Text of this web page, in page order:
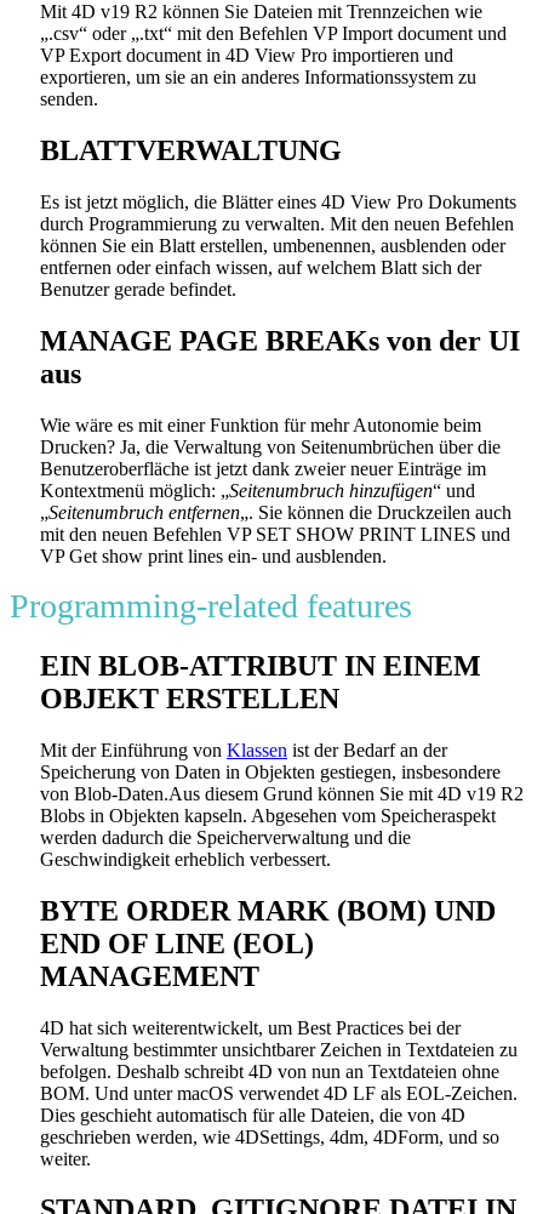
Mit 4D v19 R2 können Sie Dateien mit Trennzeichen wie
„.csv“ oder „.txt“ mit den Befehlen VP Import document und
VP Export document in 4D View Pro importieren und
exportieren, um sie an ein anderes Informationssystem zu
senden.
BLATTVERWALTUNG
Es ist jetzt möglich, die Blätter eines 4D View Pro Dokuments
durch Programmierung zu verwalten. Mit den neuen Befehlen
können Sie ein Blatt erstellen, umbenennen, ausblenden oder
entfernen oder einfach wissen, auf welchem Blatt sich der
Benutzer gerade befindet.
MANAGE PAGE BREAKs von der UI
aus
Wie wäre es mit einer Funktion für mehr Autonomie beim
Drucken? Ja, die Verwaltung von Seitenumbrüchen über die
Benutzeroberfläche ist jetzt dank zweier neuer Einträge im
Kontextmenü möglich: „Seitenumbruch hinzufügen“ und
„Seitenumbruch entfernen„. Sie können die Druckzeilen auch
mit den neuen Befehlen VP SET SHOW PRINT LINES und
VP Get show print lines ein- und ausblenden.
Programming-related features
EIN BLOB-ATTRIBUT IN EINEM
OBJEKT ERSTELLEN
Mit der Einführung von Klassen ist der Bedarf an der
Speicherung von Daten in Objekten gestiegen, insbesondere
von Blob-Daten.Aus diesem Grund können Sie mit 4D v19 R2
Blobs in Objekten kapseln. Abgesehen vom Speicheraspekt
werden dadurch die Speicherverwaltung und die
Geschwindigkeit erheblich verbessert.
BYTE ORDER MARK (BOM) UND
END OF LINE (EOL)
MANAGEMENT
4D hat sich weiterentwickelt, um Best Practices bei der
Verwaltung bestimmter unsichtbarer Zeichen in Textdateien zu
befolgen. Deshalb schreibt 4D von nun an Textdateien ohne
BOM. Und unter macOS verwendet 4D LF als EOL-Zeichen.
Dies geschieht automatisch für alle Dateien, die von 4D
geschrieben werden, wie 4DSettings, 4dm, 4DForm, und so
weiter.